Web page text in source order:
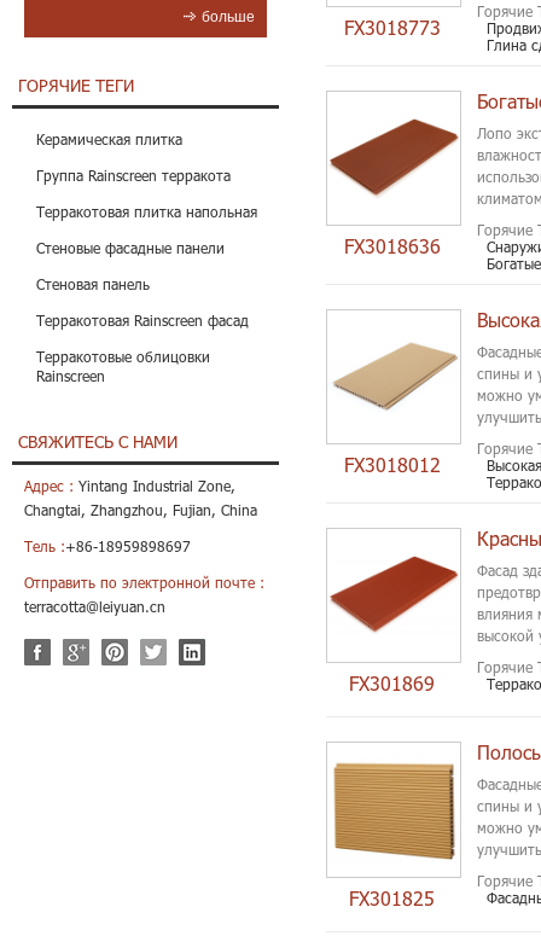
больше
ГОРЯЧИЕ ТЕГИ
Керамическая плитка
Группа Rainscreen терракота
Терракотовая плитка напольная
Стеновые фасадные панели
Стеновая панель
Терракотовая Rainscreen фасад
Терракотовые облицовки
Rainscreen
СВЯЖИТЕСЬ С НАМИ
Адрес : Yintang Industrial Zone,
Changtai, Zhangzhou, Fujian, China
Тель :+86-18959898697
Отправить по электронной почте :
terracotta@leiyuan.cn
FX3018773
Горячие
Глина
FX3018636
Лопо
Горячие
FX3018012
спины и
можно
Горячие
FX301869
Фасад
влияния
высокой
Горячие
FX301825
спины и
можно
Горячие